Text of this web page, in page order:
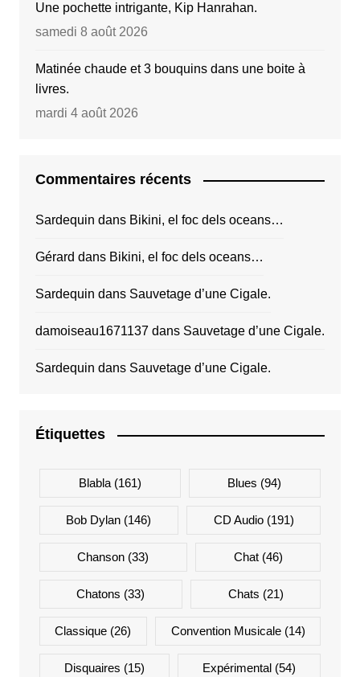
Une pochette intrigante, Kip Hanrahan.
samedi 8 août 2026
Matinée chaude et 3 bouquins dans une boite à
livres.
mardi 4 août 2026
Commentaires récents
Sardequin dans Bikini, el foc dels oceans…
Gérard dans Bikini, el foc dels oceans…
Sardequin dans Sauvetage d’une Cigale.
damoiseau1671137dans Sauvetage d’une Cigale.
Sardequin dans Sauvetage d’une Cigale.
Étiquettes
Blabla(161) Blues (94)
Bob Dylan (146) CD Audio(191)
Chanson (33) Chat(46)
Chatons (33) Chats (21)
Classique (26) Convention Musicale(14)
Disquaires (15) Expérimental (54)